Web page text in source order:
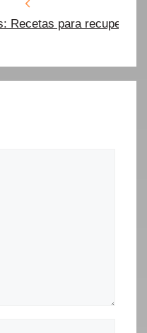
Recetas para recuperar